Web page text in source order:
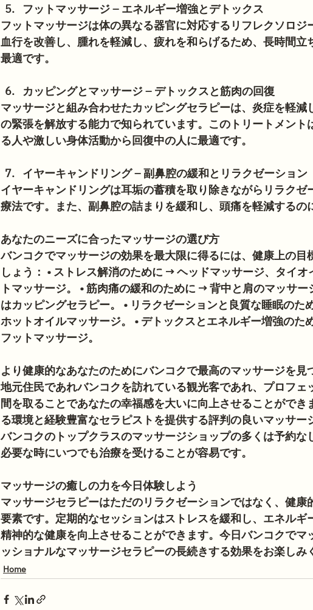
フットマッサージ – エネルギー増強とデトックス
フットマッサージは体の異なる器官に対応するリフレクソロジ
血行を改善し、腫れを軽減し、疲れを和らげるため、長時間
最適です。
カッピングとマッサージ – デトックスと筋肉の回復
マッサージと組み合わせたカッピングセラピーは、炎症を軽
の緊張を解放する能力で知られています。このトリートメン
る人や激しい身体活動から回復中の人に最適です。
イヤーキャンドリング – 副鼻腔の緩和とリラクゼーション
イヤーキャンドリングは耳垢の蓄積を取り除きながらリラク
療法です。また、副鼻腔の詰まりを緩和し、頭痛を軽減するの
あなたのニーズに合ったマッサージの選び方
バンコクでマッサージの効果を最大限に得るには、健康上の目
しょう： • ストレス解消のために → ヘッドマッサージ、タイ
トマッサージ。 • 筋肉痛の緩和のために → 背中と肩のマッサ
はカッピングセラピー。 • リラクゼーションと良質な睡眠の
ホットオイルマッサージ。 • デトックスとエネルギー増強のた
フットマッサージ。
より健康的なあなたのためにバンコクで最高のマッサージを見
地元住民であれバンコクを訪れている観光客であれ、プロフ
間を取ることであなたの幸福感を大いに向上させることができ
る環境と経験豊富なセラピストを提供する評判の良いマッサー
バンコクのトップクラスのマッサージショップの多くは予約な
必要な時にいつでも治療を受けることが容易です。
マッサージの癒しの力を今日体験しよう
マッサージセラピーはただのリラクゼーションではなく、健
要素です。定期的なセッションはストレスを緩和し、エネルギ
精神的な健康を向上させることができます。今日バンコクで
ッショナルなマッサージセラピーの長続きする効果をお楽しみ
Home